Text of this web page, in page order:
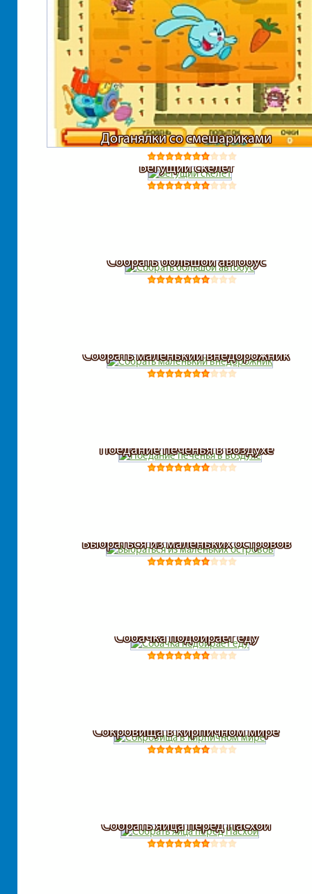
Доганялки со смешариками
Бегущий скелет
Собрать большой автобус
Собрать маленький внедорожник
Поедание печенья в воздухе
Выбраться из маленьких островов
Собачка подбирает еду
Сокровища в кирпичном мире
Собрать яйца перед Пасхой